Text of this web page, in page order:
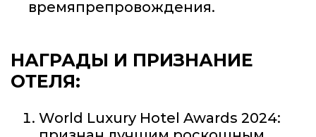
времяпрепровождения.
НАГРАДЫ И ПРИЗНАНИЕ
ОТЕЛЯ:
World Luxury Hotel Awards 2024: